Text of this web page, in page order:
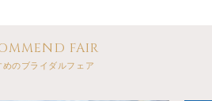
FAIR
めのブライダルフェア